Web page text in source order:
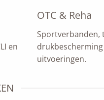
en
OTC & Reha
Sportverbanden,
uitvoeringen.